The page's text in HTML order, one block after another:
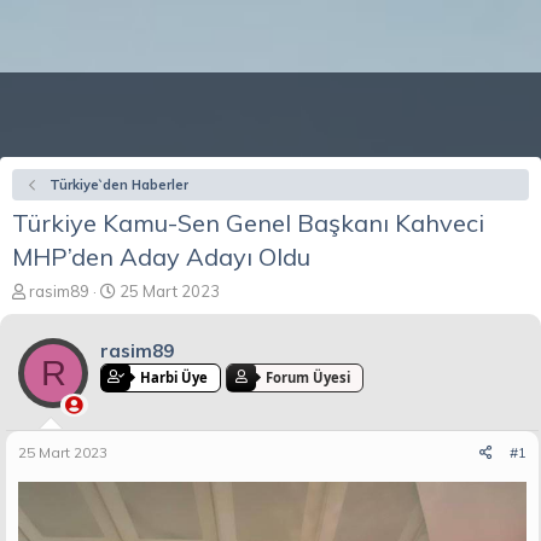
Türkiye`den Haberler
Türkiye Kamu-Sen Genel Başkanı Kahveci
MHP’den Aday Adayı Oldu
K
o
b
y
a
ş
a
rasim89
B
a
l
a
n
t
a
r
25 Mart 2023
R
rasim89
Harbi Üye Forum Üyesi
25 Mart 2023 #1